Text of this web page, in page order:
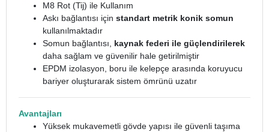
M8 Rot (Tij) ile Kullanım
Askı bağlantısı için standart metrik konik somun
kullanılmaktadır
Somun bağlantısı, kaynak federi ile güçlendirilerek
daha sağlam ve güvenilir hale getirilmiştir
EPDM izolasyon, boru ile kelepçe arasında koruyucu
bariyer oluşturarak sistem ömrünü uzatır
Avantajları
Yüksek mukavemetli gövde yapısı ile güvenli taşıma